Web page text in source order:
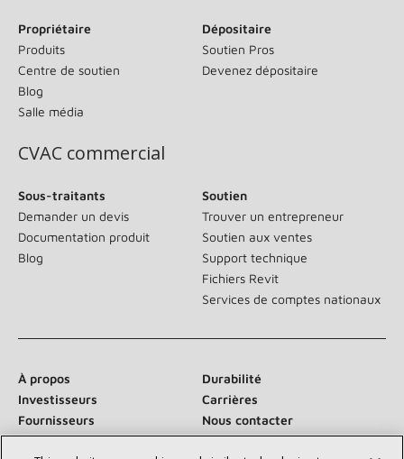
Propriétaire
Produits
Centre de soutien
Blog
Salle média
Dépositaire
Soutien Pros
Devenez dépositaire
CVAC commercial
Sous-traitants
Demander un devis
Documentation produit
Blog
Soutien
Trouver un entrepreneur
Soutien aux ventes
Support technique
Fichiers Revit
Services de comptes nationaux
À propos
Durabilité
Investisseurs
Carrières
Fournisseurs
Nous contacter
Salle de presse